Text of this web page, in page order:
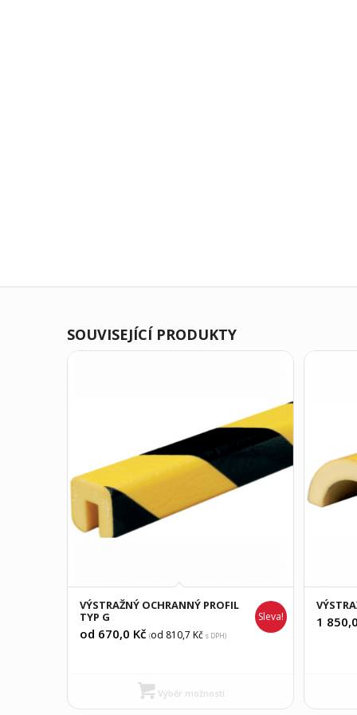
SOUVISEJÍCÍ PRODUKTY
VÝSTRAŽNÝ OCHRANNÝ PROFIL
TYP G
od 670,0 Kč (od 810,7 Kčs DPH)
Sleva!
Výběr možností
1 850,0